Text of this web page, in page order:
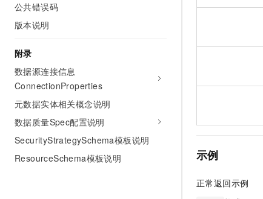
公共错误码
版本说明
附录
数据源连接信息
ConnectionProperties
元数据实体相关概念说明
数据质量Spec配置说明
SecurityStrategySchema模板说明
ResourceSchema模板说明
示例
正常返回示例